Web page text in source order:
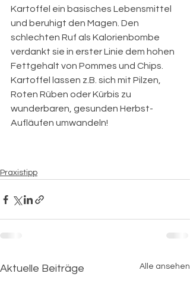
Kartoffel ein basisches Lebensmittel
und beruhigt den Magen. Den
schlechten Ruf als Kalorienbombe
verdankt sie in erster Linie dem hohen
Fettgehalt von Pommes und Chips.
Kartoffel lassen z.B. sich mit Pilzen,
Roten Rüben oder Kürbis zu
wunderbaren, gesunden Herbst-
Aufläufen umwandeln!
Praxistipp
Aktuelle Beiträge Alle ansehen